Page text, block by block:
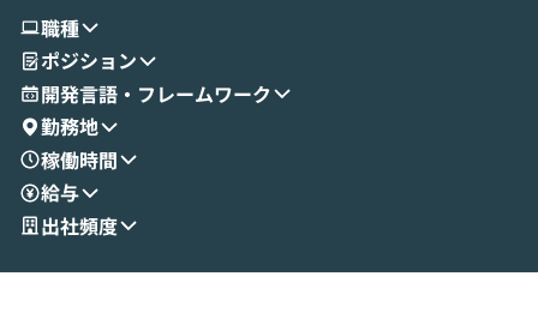
せいただきます。数分でワークフローが完
成する手軽さや、Gmail等の外部サービス
とセキュアに連携できるポイントなど、実
演を通じて具体的なイメージをお届けしま
す。 後半のディスカッションでは、セキュ
リティの考え方や社内導入の進め方など、
現場目線でさらに深掘りしていきます。
「自分の業務をAIで自動化してみたいけ
いう方にこそ参加いただきたいイベントで
職種
ポジション
開発言語・フレームワーク
勤務地
稼働時間
給与
出社頻度